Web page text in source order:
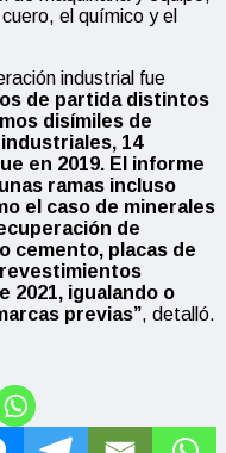
el químico y el
industrial fue
de partida distintos
disímiles de
14
en 2019. El informe
ramas incluso
el caso de minerales
de
cemento, placas de
2021, igualando o
previas”, detalló.